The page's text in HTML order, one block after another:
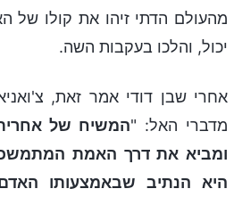
מהעולם הדתי זיהו את קולו של
יכול, והלכו בעקבות השה.
אחרי שבן דודי אמר זאת,
מדברי האל: "המשיח של
ומביא את דרך האמת
היא הנתיב שבאמצעותו